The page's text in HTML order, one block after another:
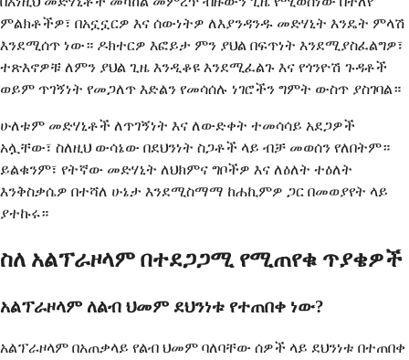
ምልክቶችዎ፣ በአኗኗርዎ እና ሰውነትዎ ለእያንዳንዱ መድሃኒት እንዴት ምላሽ
እንደሚሰጥ ነው። ዶክተርዎ እፎይታ ምን ያህል በፍጥነት እንደሚያስፈልግዎ፣
ተጽእኖዎቹ ለምን ያህል ጊዜ እንዲቆዩ እንደሚፈልጉ እና የጎንዮሽ ጉዳቶች
ወይም ጥገኝነት የመጋለጥ እድልን የመሳሰሉ ነገሮችን ግምት ውስጥ ያስገባል።
ሁለቱም መድሃኒቶች ለጥገኝነት እና ለውድቀት ተመሳሳይ አደጋዎች
አሏቸው፣ ስለዚህ ውሳኔው በደህንነት ስጋቶች ላይ ብቻ መወሰን የለበትም።
ይልቁንም፣ የትኛው መድሃኒት ለህክምና ግቦችዎ እና ለዕለት ተዕለት
እንቅስቃሴዎ በተሻለ ሁኔታ እንደሚስማማ ከሐኪምዎ ጋር በመወያየት ላይ
ያተኩሩ።
ስለ አልፕራዞላም በተደጋጋሚ የሚጠየቁ ጥያቄዎች
አልፕራዞላም ለልብ ህመም ደህንነቱ የተጠበቀ ነው?
አልፕራዞላም በአጠቃላይ የልብ ህመም ባለባቸው ሰዎች ላይ ደህንነቱ በተጠበቀ